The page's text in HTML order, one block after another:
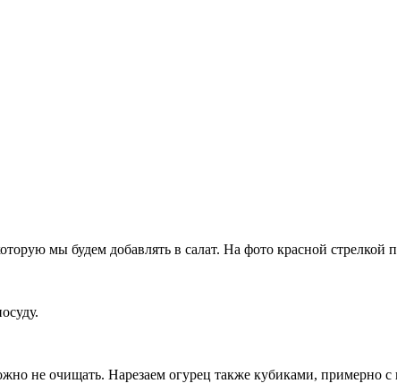
мы будем добавлять в салат. На фото красной стрелкой
не очищать. Нарезаем огурец также кубиками, примерно